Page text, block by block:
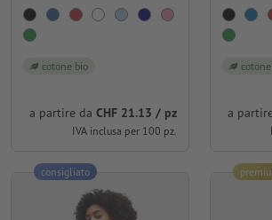
cotone bio
a partire da CHF 21.13 / pz
IVA inclusa per 100 pz.
a
consigliato